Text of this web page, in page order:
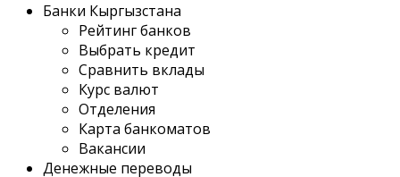
Банки Кыргызстана
Рейтинг банков
Выбрать кредит
Сравнить вклады
Курс валют
Отделения
Карта банкоматов
Вакансии
Денежные переводы